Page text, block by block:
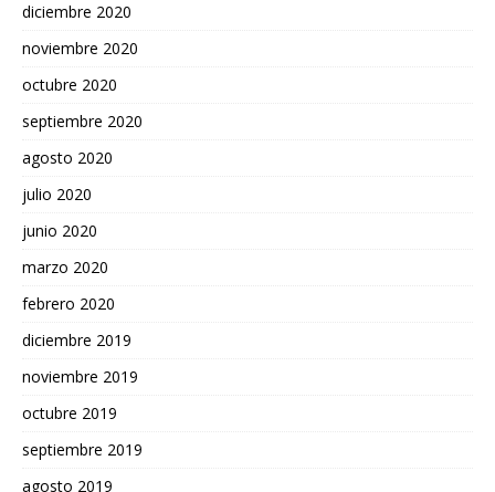
diciembre 2020
noviembre 2020
octubre 2020
septiembre 2020
agosto 2020
julio 2020
junio 2020
marzo 2020
febrero 2020
diciembre 2019
noviembre 2019
octubre 2019
septiembre 2019
agosto 2019